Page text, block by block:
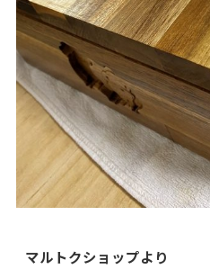
マルトクショップより